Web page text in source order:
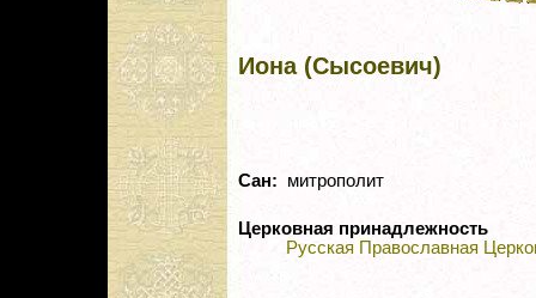
Иона (Сысоевич)
Сан: митрополит
Церковная принадлежность
Русская Православная